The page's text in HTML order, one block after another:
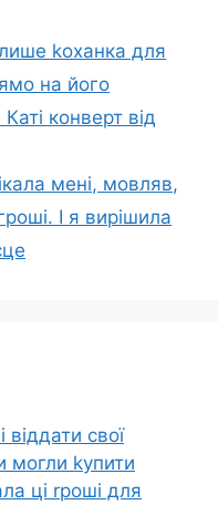
kоханка для
на його
конверт від
мені, мовляв,
І я вирішила
свої
могли kупити
ці rроші для